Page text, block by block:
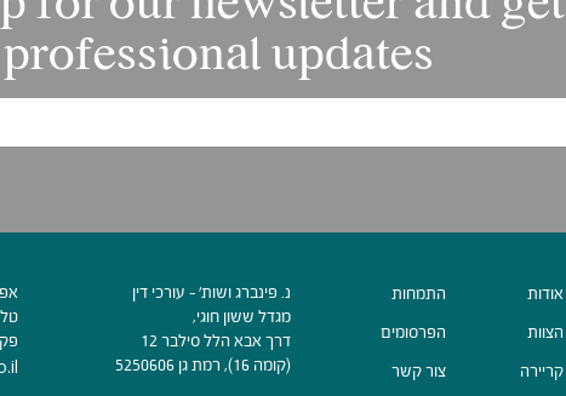
professional updates
אודות
התמחות
הצוות
הפרסומים
קריירה
צור קשר
נ. פינברג ושות׳ - עורכי דין
מגדל ששון חוגי,
דרך אבא הלל סילבר 12
(קומה 16), רמת גן 5250606